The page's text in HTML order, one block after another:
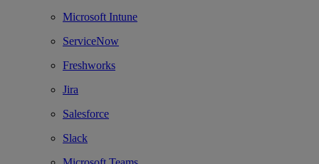
Microsoft Intune
ServiceNow
Freshworks
Jira
Salesforce
Slack